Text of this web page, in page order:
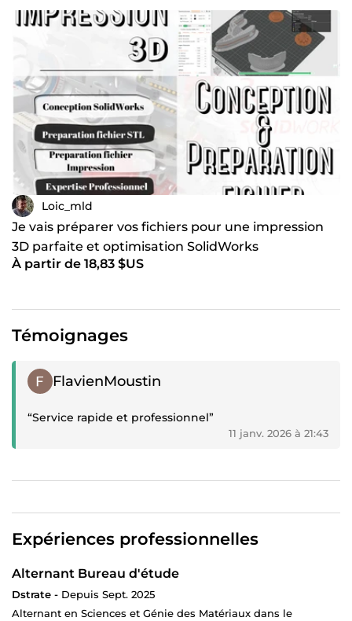
Loic_mld
Je vais préparer vos fichiers pour une impression
3D parfaite et optimisation SolidWorks
À partir de 18,83 $US
Témoignages
Témoignage positif
FlavienMoustin
“Service rapide et professionnel”
11 janv. 2026 à 21:43
Expériences professionnelles
Alternant Bureau d'étude
Dstrate - Depuis Sept. 2025
Alternant en Sciences et Génie des Matériaux dans le